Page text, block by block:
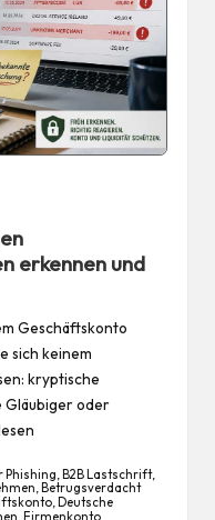
erkennen und
Geschäftskonto
sich keinem
kryptische
Gläubiger oder
Phishing B2B Lastschrift,
, Betrugsverdacht
, Deutsche
, Firmenkonto